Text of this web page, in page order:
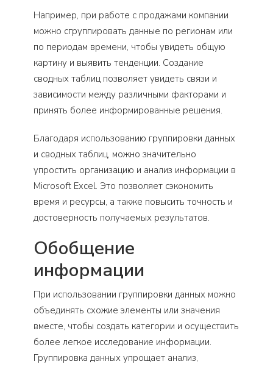
Например, при работе с продажами компании
можно сгруппировать данные по регионам или
по периодам времени, чтобы увидеть общую
картину и выявить тенденции. Создание
сводных таблиц позволяет увидеть связи и
зависимости между различными факторами и
принять более информированные решения.
Благодаря использованию группировки данных
и сводных таблиц, можно значительно
упростить организацию и анализ информации в
Microsoft Excel. Это позволяет сэкономить
время и ресурсы, а также повысить точность и
достоверность получаемых результатов.
Обобщение
информации
При использовании группировки данных можно
объединять схожие элементы или значения
вместе, чтобы создать категории и осуществить
более легкое исследование информации.
Группировка данных упрощает анализ,